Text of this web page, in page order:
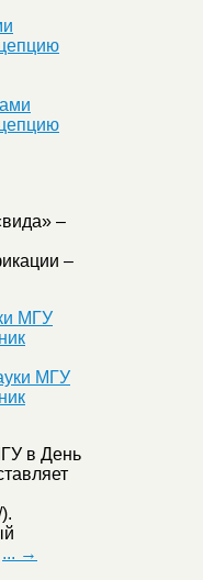
–
–
МГУ
в День
... →